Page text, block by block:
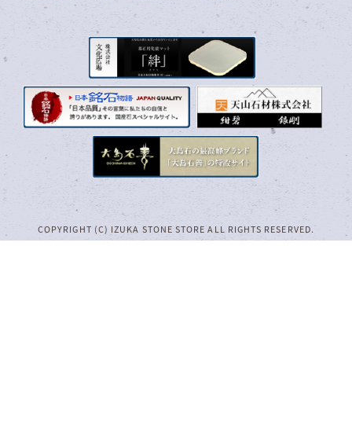
COPYRIGHT (C) IZUKA STONE STORE ALL RIGHTS RESERVED.